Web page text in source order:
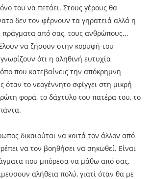
του να πετάει. Στους γέρους θα
δεν τον φέρνουν τα γηρατειά αλλά η
από σας, τους ανθρώπους...
να ζήσουν στην κορυφή του
ότι η αληθινή ευτυχία
που κατεβαίνεις την απόκρημνη
το νεογέννητο σφίγγει στη μικρή
φορά, το δάχτυλο του πατέρα του, το
δικαιούται να κοιτά τον άλλον από
να τον βοηθήσει να σηκωθεί. Είναι
που μπόρεσα να μάθω από σας,
αλήθεια πολύ, γιατί όταν θα με